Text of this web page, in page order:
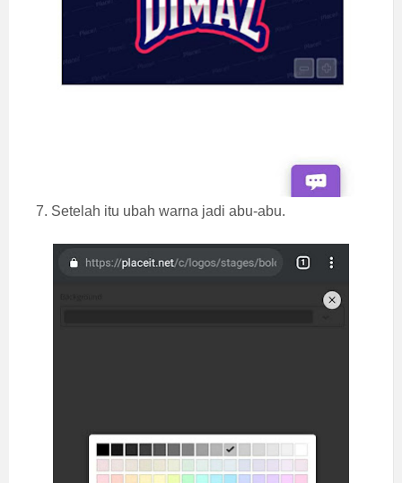
7. Setelah itu ubah warna jadi abu-abu.